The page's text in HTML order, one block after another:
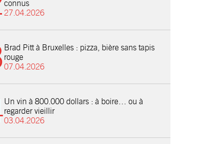
connus
27.04.2026
Brad Pitt à Bruxelles : pizza, bière sans tapis
rouge
07.04.2026
Un vin à 800.000 dollars : à boire… ou à
regarder vieillir
03.04.2026